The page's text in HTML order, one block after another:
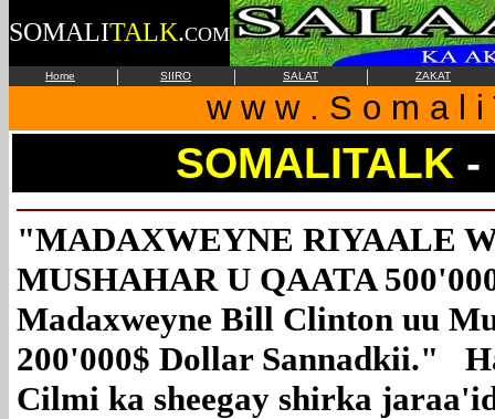
SOMALITALK.COM
Home | SIIRO | SALAT | ZAKAT
w w w . S o m a l
SOMALITALK -
"MADAXWEYNE RIYAALE
MUSHAHAR U QAATA
Madaxweyne Bill Clinton uu
200'000$ Dollar Sannadkii."
Cilmi ka sheegay shirka